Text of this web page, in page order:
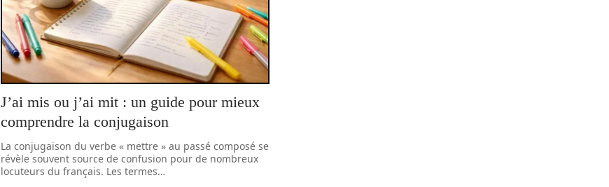
J’ai mis ou j’ai mit : un guide pour mieux
comprendre la conjugaison
La conjugaison du verbe « mettre » au passé composé se
révèle souvent source de confusion pour de nombreux
locuteurs du français. Les termes…